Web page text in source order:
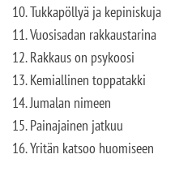
10. Tukkapöllyä ja kepiniskuja
11. Vuosisadan rakkaustarina
12. Rakkaus on psykoosi
13. Kemiallinen toppatakki
14. Jumalan nimeen
15. Painajainen jatkuu
16. Yritän katsoo huomiseen